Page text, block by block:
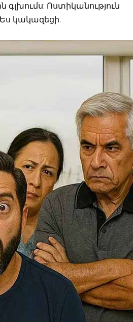
Ոստիկանություն
Ես կակազեցի.